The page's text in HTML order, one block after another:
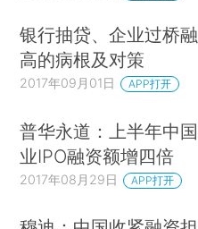
银行抽贷、企业过桥
高的病根及对策
2017年09月01日 APP打开
普华永道：上半年中
业IPO融资额增四倍
2017年08月29日 APP打开